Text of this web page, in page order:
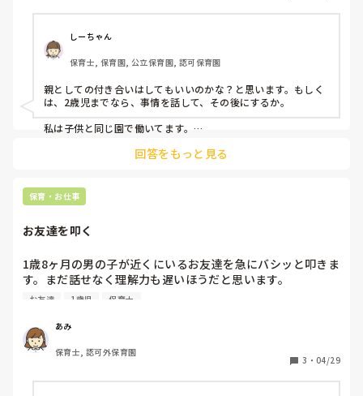
特別大好きみたい。良かったら、連絡先交換して一緒に今度
遊びませんか？」と言われ、私もその時嬉しくて思わず軽は
ずみに連絡交換してしまいました。
とてもサバサバした素敵な保護者の方です。でも冷静になっ
て、いくらこども同士が仲良しだからと保育士が保護者と必
要以上に仲良くなったり、プライベートで関わるのは良くな
いよな…と。
その保護者の子だけ特別視してると思われるかもしれな
ので話すつもりはありませんし、悪魔でもママ友とゆうより
保護者なので、私自身もハメを外した言動は慎むつもりで
批判覚悟の投稿です。
しーちゃん
保育士, 保育園, 公立保育園, 認可保育園
親としての付き合いはしてもいいのかな？と思います。もしく
は、2歳児までなら、事情を話して、その後にするか。
私は子供と同じ園で働いてます。
保育園では先生と呼んでくれても、プライベートでは○○ちゃ
きくなってからでもいいと思います
回答をもっと見る
保育・お仕事
お友達を叩く
1歳8ヶ月の男の子が近くにいるお友達を急にバシッと叩きま
す。まだ話せなく理解力も遅いほうだと思います。
周りの先生方は「だめだめ」ばかりいって脅しにも聞こえて
声掛けなど対応の仕方のアドバイスを宜しくお願い致しま
す。
お友達 1歳児 保育士
あみ
保育士, 認可外保育園
3 ・ 04/29